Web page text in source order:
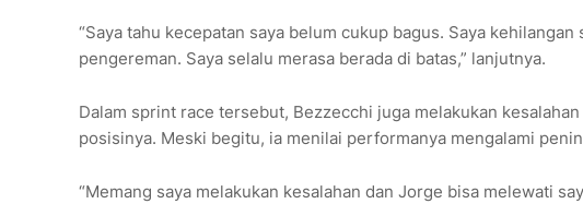
“Saya tahu kecepatan saya belum cukup bagus. Saya
pengereman. Saya selalu merasa berada di batas,” lanjutnya.
Dalam sprint race tersebut, Bezzecchi juga melakukan
posisinya. Meski begitu, ia menilai performanya mengalami
“Memang saya melakukan kesalahan dan Jorge bisa melewati